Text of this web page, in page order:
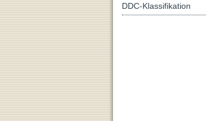
DDC-Klassifikation